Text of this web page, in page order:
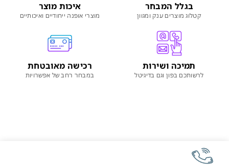
בגלל המבחר
קטלוג מוצרים ענק ומגוון
איכות מוצר
מוצרי אופנה ייחודיים ואיכותיים
תמיכה ושירות
לרשותכם בפון וגם בדיגיטל
רכישה מאובטחת
במבחר רחב של אפשרויות